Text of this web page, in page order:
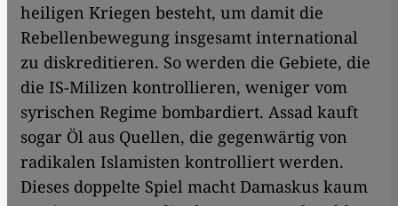
heiligen Kriegen besteht, um damit die
Rebellenbewegung insgesamt international
zu diskreditieren. So werden die Gebiete, die
die IS-Milizen kontrollieren, weniger vom
syrischen Regime bombardiert. Assad kauft
sogar Öl aus Quellen, die gegenwärtig von
radikalen Islamisten kontrolliert werden.
Dieses doppelte Spiel macht Damaskus kaum